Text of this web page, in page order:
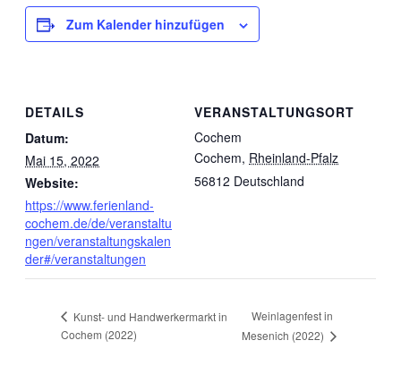
Zum Kalender hinzufügen
DETAILS
Datum:
Mai 15, 2022
Website:
https://www.ferienland-
cochem.de/de/veranstaltu
ngen/veranstaltungskalen
der#/veranstaltungen
VERANSTALTUNGSORT
Cochem
Cochem, Rheinland-Pfalz
56812 Deutschland
Kunst- und Handwerkermarkt in
Cochem (2022)
Weinlagenfest in
Mesenich (2022)